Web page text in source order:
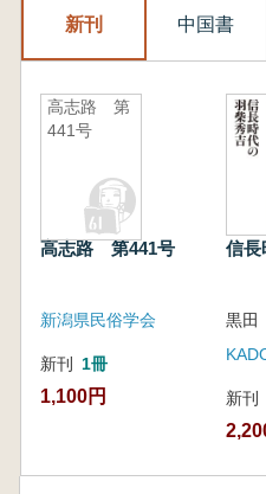
新刊 中国書
高志路 第
441号
高志路 第441号
新潟県民俗学会
新刊 1冊
1,100円
信長
黒
新刊